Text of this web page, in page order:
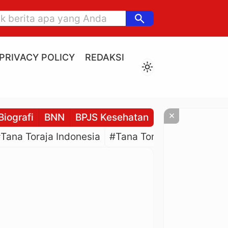
search
PRIVACY POLICY
REDAKSI
light_mode
BNN BPJS Kesehatan BPJS
Toraja Indonesia #Tana Toraja Culture
×